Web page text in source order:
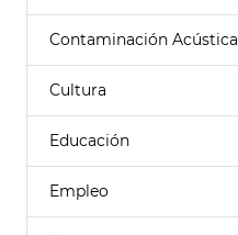
Contaminación Acústica
Cultura
Educación
Empleo